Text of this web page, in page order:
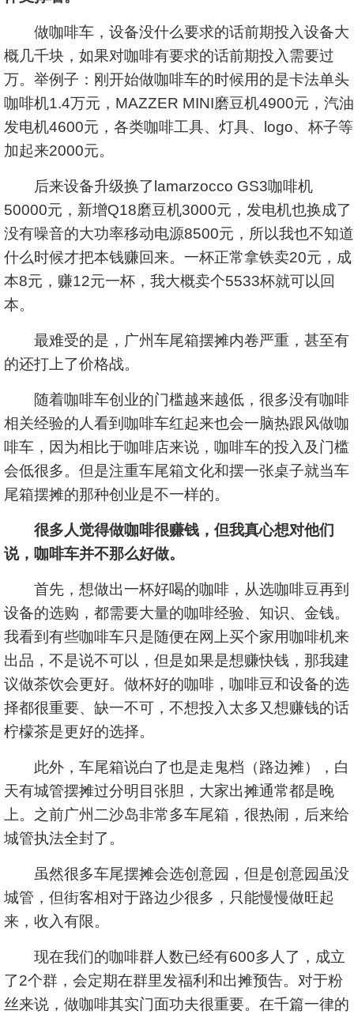
做咖啡车，设备没什么要求的话前期投入设备大
概几千块，如果对咖啡有要求的话前期投入需要过
万。举例子：刚开始做咖啡车的时候用的是卡法单头
咖啡机1.4万元，MAZZER MINI磨豆机4900元，汽油
发电机4600元，各类咖啡工具、灯具、logo、杯子等
加起来2000元。
后来设备升级换了lamarzocco GS3咖啡机
50000元，新增Q18磨豆机3000元，发电机也换成了
没有噪音的大功率移动电源8500元，所以我也不知道
什么时候才把本钱赚回来。一杯正常拿铁卖20元，成
本8元，赚12元一杯，我大概卖个5533杯就可以回
本。
最难受的是，广州车尾箱摆摊内卷严重，甚至有
的还打上了价格战。
随着咖啡车创业的门槛越来越低，很多没有咖啡
相关经验的人看到咖啡车红起来也会一脑热跟风做咖
啡车，因为相比于咖啡店来说，咖啡车的投入及门槛
会低很多。但是注重车尾箱文化和摆一张桌子就当车
尾箱摆摊的那种创业是不一样的。
很多人觉得做咖啡很赚钱，但我真心想对他们
说，咖啡车并不那么好做。
首先，想做出一杯好喝的咖啡，从选咖啡豆再到
设备的选购，都需要大量的咖啡经验、知识、金钱。
我看到有些咖啡车只是随便在网上买个家用咖啡机来
出品，不是说不可以，但是如果是想赚快钱，那我建
议做茶饮会更好。做杯好的咖啡，咖啡豆和设备的选
择都很重要、缺一不可，不想投入太多又想赚钱的话
柠檬茶是更好的选择。
此外，车尾箱说白了也是走鬼档（路边摊），白
天有城管摆摊过分明目张胆，大家出摊通常都是晚
上。之前广州二沙岛非常多车尾箱，很热闹，后来给
城管执法全封了。
虽然很多车尾摆摊会选创意园，但是创意园虽没
城管，但街客相对于路边少很多，只能慢慢做旺起
来，收入有限。
现在我们的咖啡群人数已经有600多人了，成立
了2个群，会定期在群里发福利和出摊预告。对于粉
丝来说，做咖啡其实门面功夫很重要。在千篇一律的